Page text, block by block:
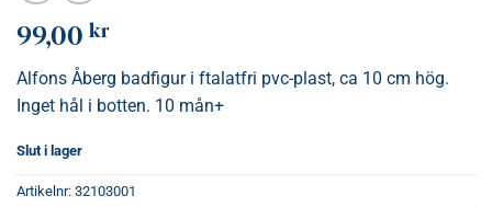
99,00 kr
Alfons Åberg badfigur i ftalatfri pvc-plast, ca 10 cm hög.
Inget hål i botten. 10 mån+
Slut i lager
Artikelnr: 32103001